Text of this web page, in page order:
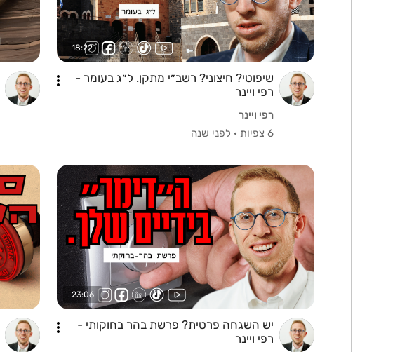
18:22
שיפוטי? חיצוני? רשב״י מתקן. ל״ג בעומר -
רפי ויינר
רפי ויינר
6 צפיות
· לפני שנה
23:06
יש השגחה פרטית? פרשת בהר בחוקותי -
רפי ויינר